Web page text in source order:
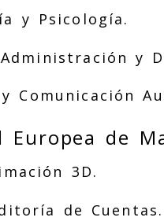
y Psicología.
y
Comunicación
de
3D.
de Cuentas.